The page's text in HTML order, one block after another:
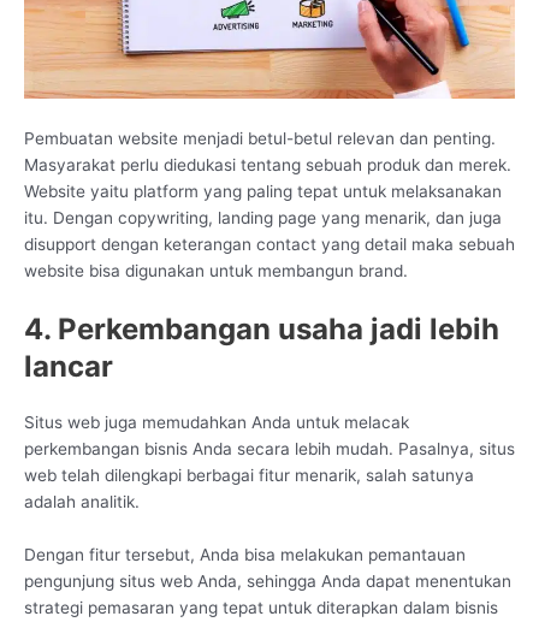
Pembuatan website menjadi betul-betul relevan dan penting.
Masyarakat perlu diedukasi tentang sebuah produk dan merek.
Website yaitu platform yang paling tepat untuk melaksanakan
itu. Dengan copywriting, landing page yang menarik, dan juga
disupport dengan keterangan contact yang detail maka sebuah
website bisa digunakan untuk membangun brand.
4. Perkembangan usaha jadi lebih
lancar
Situs web juga memudahkan Anda untuk melacak
perkembangan bisnis Anda secara lebih mudah. Pasalnya, situs
web telah dilengkapi berbagai fitur menarik, salah satunya
adalah analitik.
Dengan fitur tersebut, Anda bisa melakukan pemantauan
pengunjung situs web Anda, sehingga Anda dapat menentukan
strategi pemasaran yang tepat untuk diterapkan dalam bisnis